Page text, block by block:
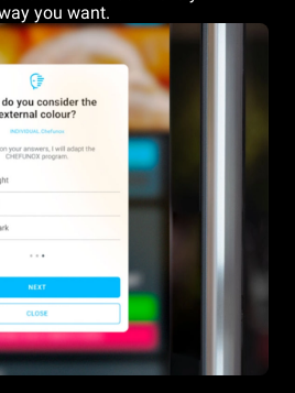
you want.